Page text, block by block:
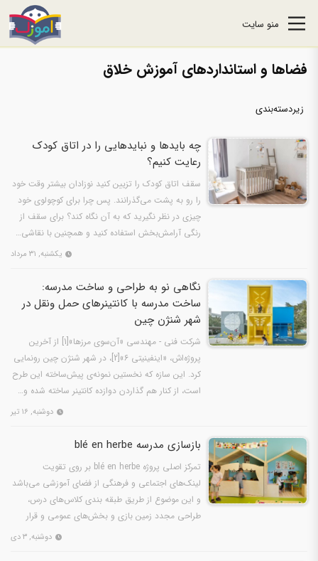
منو سایت
فضاها و استانداردهای آموزش خلاق
زیردسته‌بندی
چه بایدها و نبایدهایی را در اتاق کودک
رعایت کنیم؟
سقف اتاق کودک را تزیین کنید نوزادان بیشتر وقت خود
را رو به پشت می‌گذرانند. پس چرا برای کوچولوی خود
چیزی در نظر نگیرید که به آن نگاه کند؟ برای سقف از
رنگی آرامش‌بخش استفاده کنید و همچنین با نقاشی…
یکشنبه, ۳۱ مرداد
نگاهی نو به طراحی و ساخت مدرسه:
ساخت مدرسه‌‌ با کانتینرهای حمل ونقل در
شهر شنژن چین
شرکت فنی ‌- مهندسی «آن‌سوی مرزها»[1] از آخرین
پروژه‌اش، «اینفینیتی ۶»[2]، در شهر شنژن چین رونمایی
کرد. این سازه که نخستین نمونه‌ی پیش‌ساخته این طرح
است، از کنار هم گذاردن دوازده کانتینر ساخته شده و…
دوشنبه, ۱۶ تیر
بازسازی مدرسه blé en herbe
تمرکز اصلی پروژه blé en herbe بر روی تقویت
لینک‌های اجتماعی و فرهنگی از فضای آموزشی می‌باشد
و این موضوع از طریق طبقه بندی کلاس‌های درس،
طراحی مجدد زمین بازی و بخش‌های عمومی و قرار
دوشنبه, ۳ دی